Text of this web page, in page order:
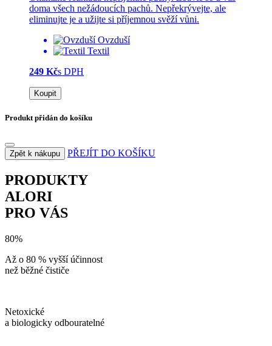
doma všech nežádoucích pachů. Nepřekrývejte, ale
eliminujte je a užijte si příjemnou svěží vůni.
Ovzduší
Textil
249 Kčs DPH
Koupit
Produkt přidán do košíku
Zpět k nákupu PŘEJÍT DO KOŠÍKU
PRODUKTY
ALORI
PRO VÁS
80%
Až o 80 % vyšší účinnost
než běžné čističe
Netoxické
a biologicky odbouratelné